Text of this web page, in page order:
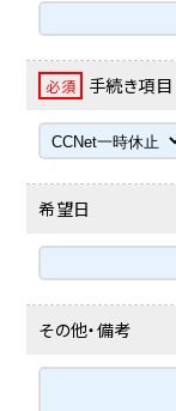
必須 手続き項目
希望日
その他・備考